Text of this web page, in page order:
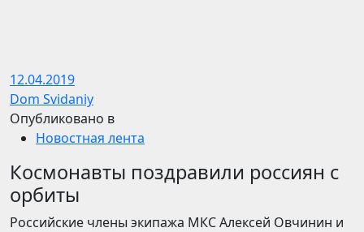
12.04.2019
Dom Svidaniy
Опубликовано в
Новостная лента
Космонавты поздравили россиян с
орбиты
Российские члены экипажа МКС Алексей Овчинин и